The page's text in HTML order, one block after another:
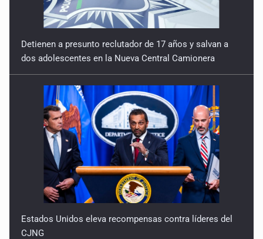
Detienen a presunto reclutador de 17 años y salvan a
dos adolescentes en la Nueva Central Camionera
Estados Unidos eleva recompensas contra líderes del
CJNG